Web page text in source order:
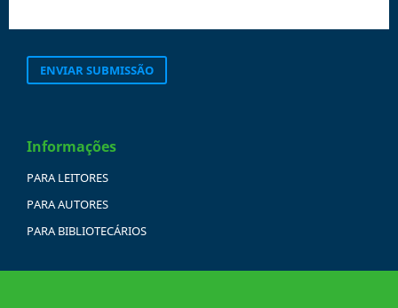
ENVIAR SUBMISSÃO
Informações
PARA LEITORES
PARA AUTORES
PARA BIBLIOTECÁRIOS